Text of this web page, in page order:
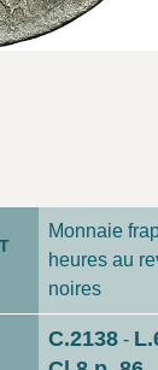
Monnaie
heures au
noires
C.2138 -